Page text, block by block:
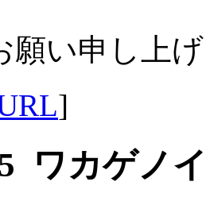
願い申し上
]
ワカゲノ